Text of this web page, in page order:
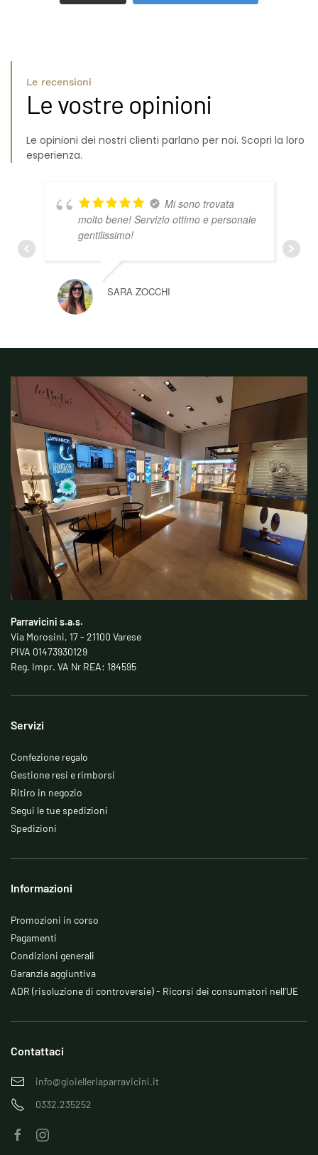
Le recensioni
Le vostre opinioni
Le opinioni dei nostri clienti parlano per noi. Scopri la loro
esperienza.
Mi sono trovata
molto bene! Servizio ottimo e personale
gentilissimo!
SARA ZOCCHI
Parravicini s.a.s.
Via Morosini, 17 - 21100 Varese
PIVA 01473930129
Reg. Impr. VA Nr REA: 184595
Servizi
Confezione regalo
Gestione resi e rimborsi
Ritiro in negozio
Segui le tue spedizioni
Spedizioni
Informazioni
Promozioni in corso
Pagamenti
Condizioni generali
Garanzia aggiuntiva
ADR (risoluzione di controversie) - Ricorsi dei consumatori nell’UE
Contattaci
info@gioielleriaparravicini.it
0332.235252